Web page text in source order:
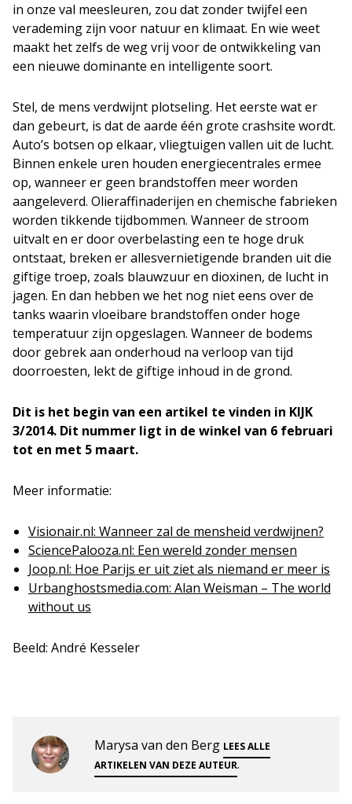
in onze val meesleuren, zou dat zonder twijfel een
verademing zijn voor natuur en klimaat. En wie weet
maakt het zelfs de weg vrij voor de ontwikkeling van
een nieuwe dominante en intelligente soort.
Stel, de mens verdwijnt plotseling. Het eerste wat er
dan gebeurt, is dat de aarde één grote crashsite wordt.
Auto’s botsen op elkaar, vliegtuigen vallen uit de lucht.
Binnen enkele uren houden energiecentrales ermee
op, wanneer er geen brandstoffen meer worden
aangeleverd. Olieraffinaderijen en chemische fabrieken
worden tikkende tijdbommen. Wanneer de stroom
uitvalt en er door overbelasting een te hoge druk
ontstaat, breken er allesvernietigende branden uit die
giftige troep, zoals blauwzuur en dioxinen, de lucht in
jagen. En dan hebben we het nog niet eens over de
tanks waarin vloeibare brandstoffen onder hoge
temperatuur zijn opgeslagen. Wanneer de bodems
door gebrek aan onderhoud na verloop van tijd
doorroesten, lekt de giftige inhoud in de grond.
Dit is het begin van een artikel te vinden in KIJK
3/2014. Dit nummer ligt in de winkel van 6 februari
tot en met 5 maart.
Meer informatie:
Visionair.nl: Wanneer zal de mensheid verdwijnen?
SciencePalooza.nl: Een wereld zonder mensen
Joop.nl: Hoe Parijs er uit ziet als niemand er meer is
Urbanghostsmedia.com: Alan Weisman – The world
without us
Beeld: André Kesseler
Marysa van den Berg LEES ALLE
ARTIKELEN VAN DEZE AUTEUR.